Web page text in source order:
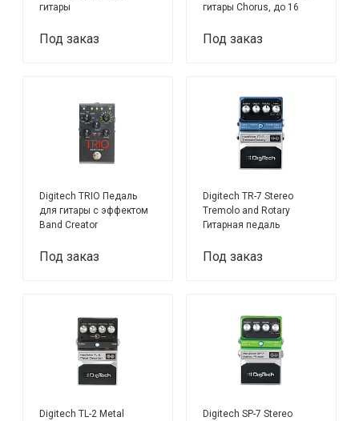
гитары
Под заказ
гитары Chorus, до 16
Под заказ
Digitech TRIO Педаль
для гитары с эффектом
Band Creator
Под заказ
Digitech TR-7 Stereo
Tremolo and Rotary
Гитарная педаль
Под заказ
Digitech TL-2 Metal
Digitech SP-7 Stereo